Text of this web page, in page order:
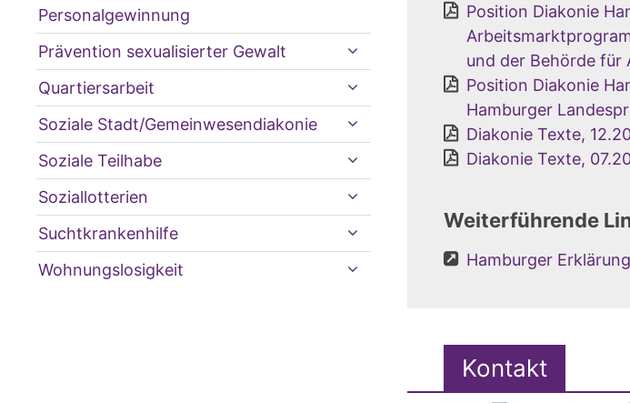
Position Diakonie
und der Behörde für
Position Diakonie
Hamburger
Diakonie Texte,
Diakonie Texte,
Weiterführende
Hamburger
Kontakt
Personalgewinnung
Prävention sexualisierter Gewalt
Quartiersarbeit
Soziale Stadt/Gemeinwesendiakonie
Soziale Teilhabe
Soziallotterien
Suchtkrankenhilfe
Wohnungslosigkeit